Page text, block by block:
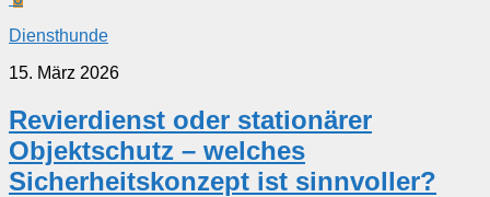
Diensthunde
15. März 2026
Revierdienst oder stationärer
Objektschutz – welches
Sicherheitskonzept ist sinnvoller?